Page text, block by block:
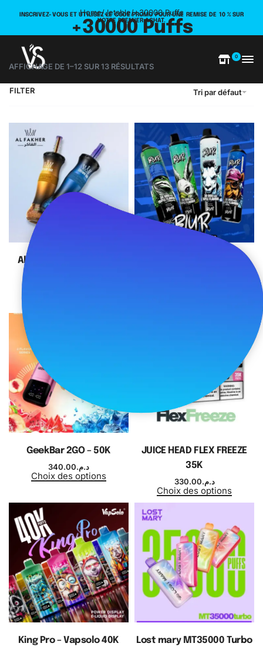
INSCRIVEZ-VOUS ET UTILISEZ LE CODE PROMO POUR UNE REMISE DE 10 % SUR
VOTRE PREMIER ACHAT.
0
Home/Jetable/+30000 Puffs
+30000 Puffs
AFFICHAGE DE 1–12 SUR 13 RÉSULTATS
Tri par défaut
FILTER
Al Fakher Crown Bar – E
GeekBar 2GO – 50K
د.م.340.00
Choix des options
JUICE HEAD FLEX FREEZE
35K
د.م.330.00
Choix des options
King Pro – Vapsolo 40K Lost mary MT35000 Turbo